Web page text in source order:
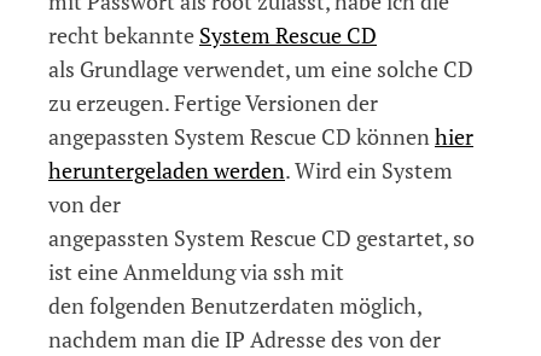
recht bekannte System Rescue CD
als Grundlage verwendet, um eine solche CD
zu erzeugen. Fertige Versionen der
angepassten System Rescue CD können hier
heruntergeladen werden. Wird ein System
von der
angepassten System Rescue CD gestartet, so
ist eine Anmeldung via ssh mit
den folgenden Benutzerdaten möglich,
nachdem man die IP Adresse des von der